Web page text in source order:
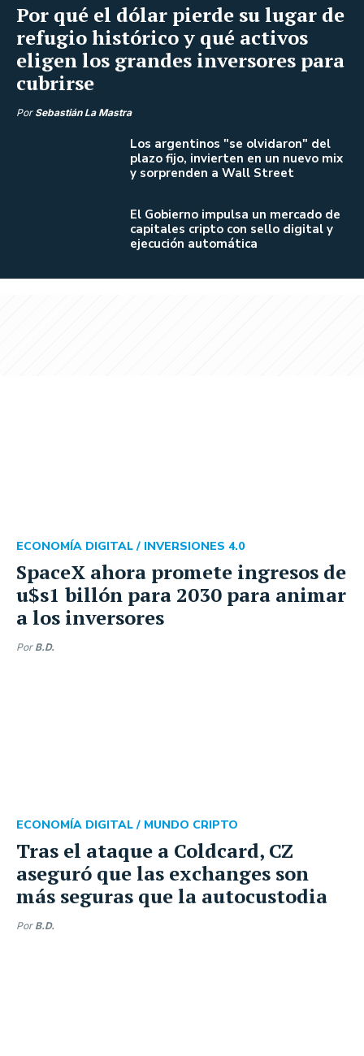
Por qué el dólar pierde su lugar de
refugio histórico y qué activos
eligen los grandes inversores para
cubrirse
Por Sebastián La Mastra
Los argentinos "se olvidaron" del
plazo fijo, invierten en un nuevo mix
y sorprenden a Wall Street
El Gobierno impulsa un mercado de
capitales cripto con sello digital y
ejecución automática
SpaceX ahora promete ingresos de
u$s1 billón para 2030 para animar
a los inversores
ECONOMÍA DIGITAL / INVERSIONES 4.0
Por B.D.
Tras el ataque a Coldcard, CZ
aseguró que las exchanges son
más seguras que la autocustodia
ECONOMÍA DIGITAL / MUNDO CRIPTO
Por B.D.